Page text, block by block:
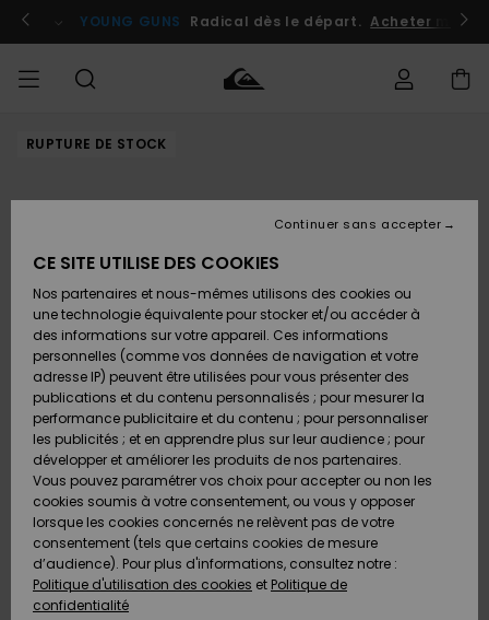
l'information
le
Se connecter / s'inscrire
YOUNG GUNS Radical dès le départ. Acheter
HOMME Vêtements
Chaussures
& Tongs
Surf
Snow
Nouveautés
Vêtements
Chaussures
& Tongs
Surf
Snow
Nouveautés
FEMME
Shop
A
Découvrir
Snow
SURF
Surf
Surf
Shop
Enfant
Highlights
Communauté
SNOW
Snow
Snow
Shop
Enfant
Snow
Shop
Femme
A
Découvrir
Communauté
OUTLET
Outlet
Enfant
Outlet
Femme
AIDE &
CONTACT
Accéder à
Retours
Paiement
Carte
Cadeau
Quiksilver
Freedom
Protection
des
MAGASINS
RUPTURE DE STOCK
CE SITE UTILISE DES COOKIES
Nos partenaires et nous-mêmes utilisons des cookies ou
une technologie équivalente pour stocker et/ou accéder à
des informations sur votre appareil. Ces informations
personnelles (comme vos données de navigation et votre
adresse IP) peuvent être utilisées pour vous présenter des
publications et du contenu personnalisés ; pour mesurer la
performance publicitaire et du contenu ; pour personnaliser
les publicités ; et en apprendre plus sur leur audience ; pour
développer et améliorer les produits de nos partenaires.
Vous pouvez paramétrer vos choix pour accepter ou non les
cookies soumis à votre consentement, ou vous y opposer
lorsque les cookies concernés ne relèvent pas de votre
consentement (tels que certains cookies de mesure
d’audience). Pour plus d'informations, consultez notre :
Politique d'utilisation des cookies et Politique de
confidentialité
Continuer sans accepter